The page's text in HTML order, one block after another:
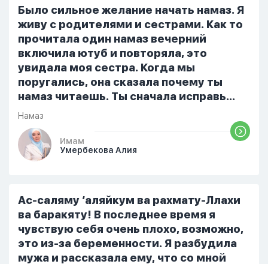
русский,потому что боялась
ошибиться и то что намаз не
примется,совершила истихар во время
тахаджуд...
Было сильное желание начать намаз. Я
живу с родителями и сестрами. Как то
прочитала один намаз вечерний
включила ютуб и повторяла, это
увидала моя сестра. Когда мы
поругались, она сказала почему ты
намаз читаешь. Ты сначала исправь
себя. После этого я не вставала на
намаз и не видела жайнамаз. Я просто
уже так не могу читать, смотреть . Дуа
я делаю скрытно если делаю дома. Я
От родных же людей.
Намаз
Имам
Умербекова Алия
Ас-саляму ‘аляйкум ва рахмату-Ллахи
ва баракяту! В последнее время я
чувствую себя очень плохо, возможно,
это из-за беременности. Я разбудила
мужа и рассказала ему, что со мной